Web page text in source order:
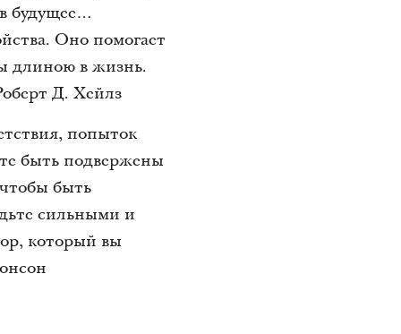
будущее…
Оно помогает
длиною в жизнь.
Д. Хейлз
попыток
быть подвержены
быть
сильными и
который вы